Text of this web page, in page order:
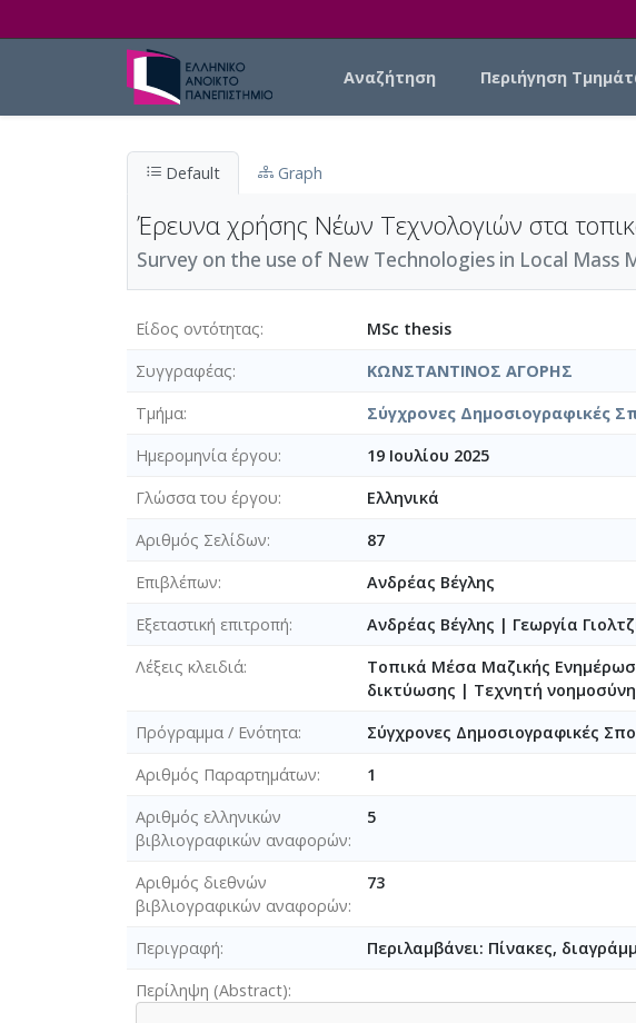
Αναζήτηση Περιήγηση
Default Graph
Έρευνα χρήσης Νέων Τεχνολογιών στα
Survey on the use of New Technologies in Local Mass
Είδος οντότητας
MSc thesis
Συγγραφέας
ΚΩΝΣΤΑΝΤΙΝΟΣ ΑΓΟΡΗΣ
Τμήμα
Σύγχρονες Δημοσιογραφικές
Ημερομηνία έργου
19 Ιουλίου 2025
Γλώσσα του έργου
Ελληνικά
Αριθμός Σελίδων
87
Επιβλέπων
Ανδρέας Βέγλης
Εξεταστική επιτροπή
Ανδρέας Βέγλης | Γεωργία
Λέξεις κλειδιά
Τοπικά Μέσα Μαζικής
δικτύωσης | Τεχνητή
Πρόγραμμα / Ενότητα
Σύγχρονες Δημοσιογραφικές
Αριθμός Παραρτημάτων
1
Αριθμός ελληνικών
βιβλιογραφικών αναφορών
5
Αριθμός διεθνών
βιβλιογραφικών αναφορών
73
Περιγραφή
Περιλαμβάνει: Πίνακες,
Περίληψη (Abstract)